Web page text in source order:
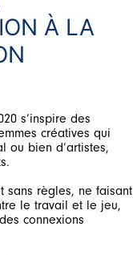
À LA
s’inspire des
créatives qui
ou bien d’artistes,
sans règles, ne faisant
le travail et le jeu,
connexions